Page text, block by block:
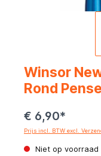
Winsor
Rond
€ 6,90*
Prijs incl. BTW excl.
Niet op voorraad